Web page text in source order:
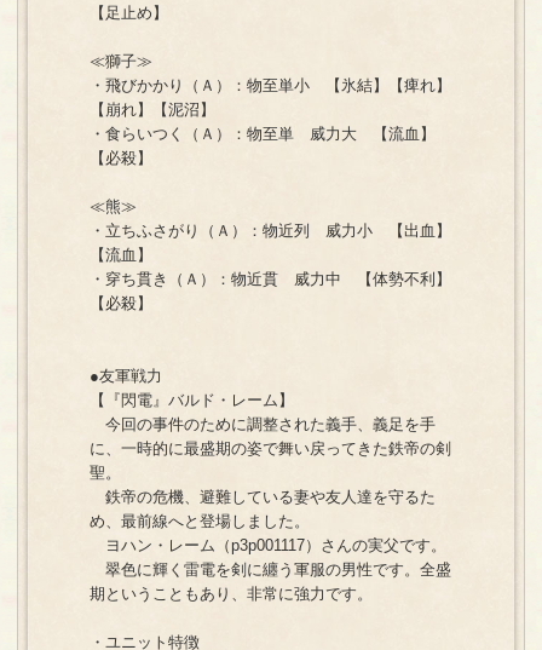
【足止め】
≪獅子≫
・飛びかかり（Ａ）：物至単小 【氷結】【痺れ】
【崩れ】【泥沼】
・食らいつく（Ａ）：物至単 威力大 【流血】
【必殺】
≪熊≫
・立ちふさがり（Ａ）：物近列 威力小 【出血】
【流血】
・穿ち貫き（Ａ）：物近貫 威力中 【体勢不利】
【必殺】
●友軍戦力
【『閃電』バルド・レーム】
今回の事件のために調整された義手、義足を手
に、一時的に最盛期の姿で舞い戻ってきた鉄帝の剣
聖。
鉄帝の危機、避難している妻や友人達を守るた
め、最前線へと登場しました。
ヨハン・レーム（p3p001117）さんの実父です。
翠色に輝く雷電を剣に纏う軍服の男性です。全盛
期ということもあり、非常に強力です。
・ユニット特徴